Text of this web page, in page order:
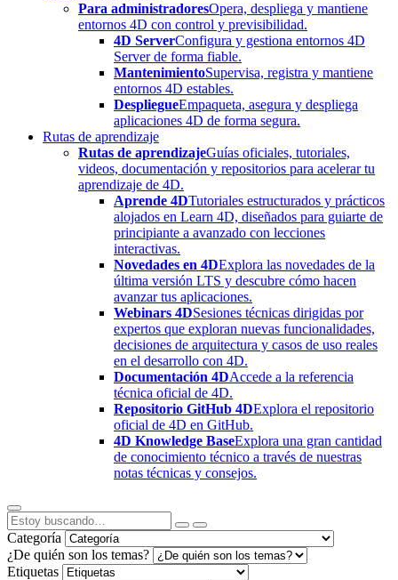
Para administradoresOpera, despliega y mantiene
entornos 4D con control y previsibilidad.
4D ServerConfigura y gestiona entornos 4D
Server de forma fiable.
MantenimientoSupervisa, registra y mantiene
entornos 4D estables.
DespliegueEmpaqueta, asegura y despliega
aplicaciones 4D de forma segura.
Rutas de aprendizaje
Rutas de aprendizajeGuías oficiales, tutoriales,
videos, documentación y repositorios para acelerar tu
aprendizaje de 4D.
Aprende 4DTutoriales estructurados y prácticos
alojados en Learn 4D, diseñados para guiarte de
principiante a avanzado con lecciones
interactivas.
Novedades en 4DExplora las novedades de la
última versión LTS y descubre cómo hacen
avanzar tus aplicaciones.
Webinars 4DSesiones técnicas dirigidas por
expertos que exploran nuevas funcionalidades,
decisiones de arquitectura y casos de uso reales
en el desarrollo con 4D.
Documentación 4DAccede a la referencia
técnica oficial de 4D.
Repositorio GitHub 4DExplora el repositorio
oficial de 4D en GitHub.
4D Knowledge BaseExplora una gran cantidad
de conocimiento técnico a través de nuestras
notas técnicas y consejos.
Categoría
¿De quién son los temas?
Etiquetas